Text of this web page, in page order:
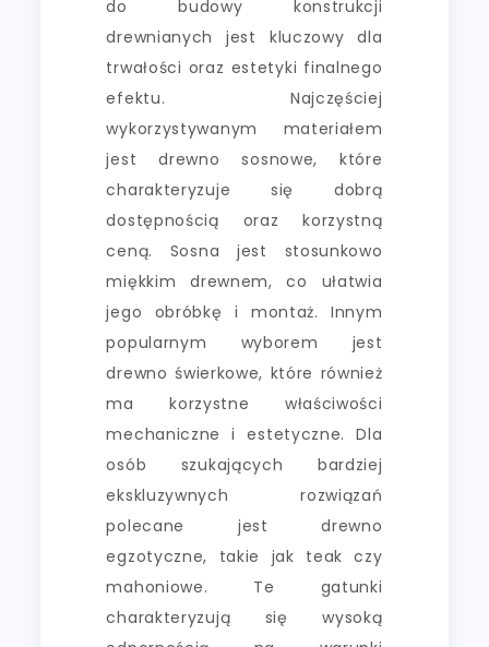
do budowy konstrukcji
drewnianych jest kluczowy dla
trwałości oraz estetyki finalnego
efektu. Najczęściej
wykorzystywanym materiałem
jest drewno sosnowe, które
charakteryzuje się dobrą
dostępnością oraz korzystną
ceną. Sosna jest stosunkowo
miękkim drewnem, co ułatwia
jego obróbkę i montaż. Innym
popularnym wyborem jest
drewno świerkowe, które również
ma korzystne właściwości
mechaniczne i estetyczne. Dla
osób szukających bardziej
ekskluzywnych rozwiązań
polecane jest drewno
egzotyczne, takie jak teak czy
mahoniowe. Te gatunki
charakteryzują się wysoką